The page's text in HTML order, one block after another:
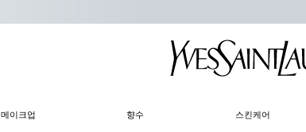
메이크업 향수 스킨케어